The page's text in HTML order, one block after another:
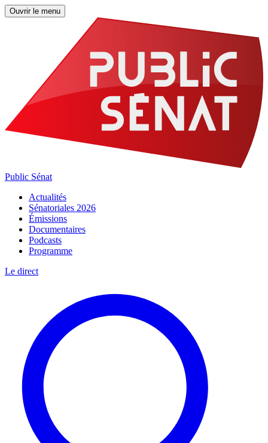
Ouvrir le menu
Public Sénat
Actualités
Sénatoriales 2026
Émissions
Documentaires
Podcasts
Programme
Le direct